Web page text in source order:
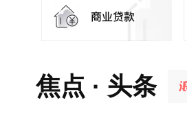
焦点 · 头条